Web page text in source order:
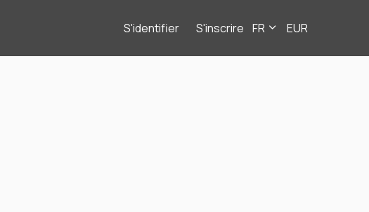
S'identifier S'inscrire FR EUR